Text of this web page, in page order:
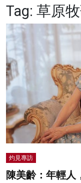
健康
商業
科技
影片
名家榜
灼見活動
Tag: 草原
灼見專訪
陳美齡：年輕人